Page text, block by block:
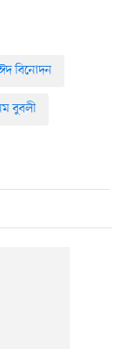
বিনোদন
বুবলী